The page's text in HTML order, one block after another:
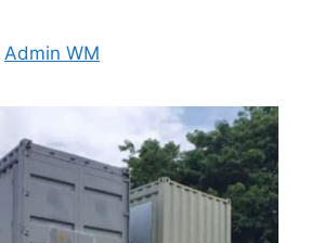
Admin WM